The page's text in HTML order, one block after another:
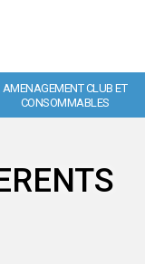
AMENAGEMENT CLUB ET
CONSOMMABLES